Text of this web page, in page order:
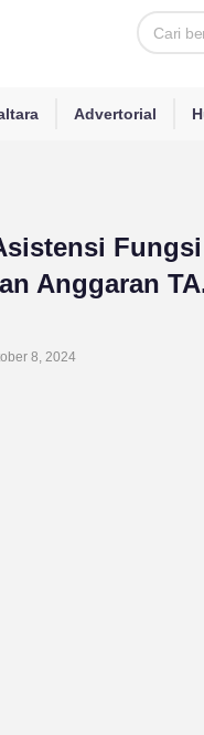
Search
Advertorial
Anggaran
8, 2024